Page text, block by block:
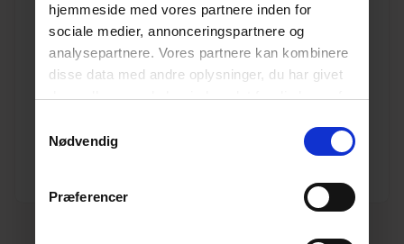
hjemmeside med vores partnere inden for
sociale medier, annonceringspartnere og
analysepartnere. Vores partnere kan kombinere
disse data med andre oplysninger, du har givet
dem, eller som de har indsamlet fra din brug af
Nødvendig
Præferencer
Se produkt